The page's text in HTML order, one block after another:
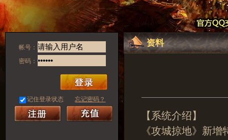
帐号：
密码：
记住登录状态 忘记密码？
资料
【系统介绍】
《攻城掠地》新